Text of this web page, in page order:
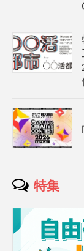
特集